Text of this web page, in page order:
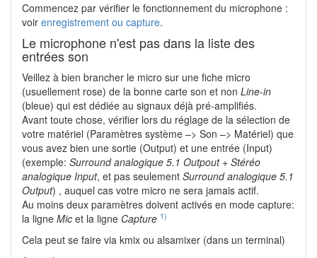
Commencez par vérifier le fonctionnement du microphone :
voir enregistrement ou capture.
Le microphone n'est pas dans la liste des
entrées son
Veillez à bien brancher le micro sur une fiche micro
(usuellement rose) de la bonne carte son et non Line-in
(bleue) qui est dédiée au signaux déjà pré-amplifiés.
Avant toute chose, vérifier lors du réglage de la sélection de
votre matériel (Paramètres système –> Son –> Matériel) que
vous avez bien une sortie (Output) et une entrée (Input)
(exemple: Surround analogique 5.1 Outpout + Stéréo
analogique Input, et pas seulement Surround analogique 5.1
Output) , auquel cas votre micro ne sera jamais actif.
Au moins deux paramètres doivent activés en mode capture:
la ligne Mic et la ligne Capture 1)
Cela peut se faire via kmix ou alsamixer (dans un terminal)